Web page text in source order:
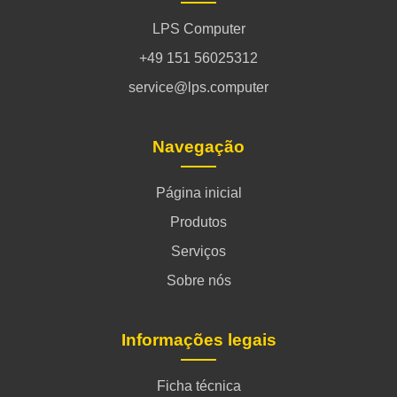
LPS Computer
+49 151 56025312
service@lps.computer
Navegação
Página inicial
Produtos
Serviços
Sobre nós
Informações legais
Ficha técnica